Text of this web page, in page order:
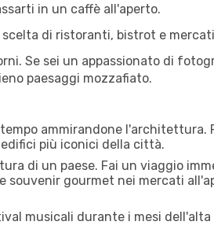
in un caffè all'aperto.
di ristoranti, bistrot e
Se sei un appassionato di
paesaggi mozzafiato.
ammirandone l'architettura.
più iconici della città.
di un paese. Fai un viaggio
souvenir gourmet nei mercati
musicali durante i mesi dell'alta